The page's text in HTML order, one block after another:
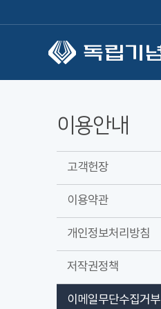
이용안내
고객헌장
이용약관
개인정보처리방침
저작권정책
이메일무단수집거부